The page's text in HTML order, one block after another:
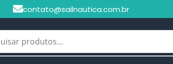
contato@sailnautica.com.br